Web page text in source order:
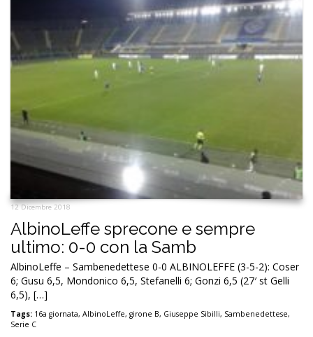
12 Dicembre 2018
AlbinoLeffe sprecone e sempre
ultimo: 0-0 con la Samb
AlbinoLeffe – Sambenedettese 0-0 ALBINOLEFFE (3-5-2): Coser
6; Gusu 6,5, Mondonico 6,5, Stefanelli 6; Gonzi 6,5 (27′ st Gelli
6,5), […]
Tags: 16a giornata, AlbinoLeffe, girone B, Giuseppe Sibilli, Sambenedettese,
Serie C